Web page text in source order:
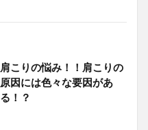
肩こりの悩み！！肩こりの
原因には色々な要因があ
る！？